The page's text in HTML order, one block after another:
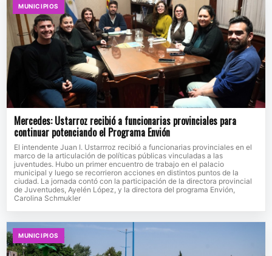
MUNICIPIOS
Mercedes: Ustarroz recibió a funcionarias provinciales para
continuar potenciando el Programa Envión
El intendente Juan I. Ustarrroz recibió a funcionarias provinciales en el
marco de la articulación de políticas públicas vinculadas a las
juventudes. Hubo un primer encuentro de trabajo en el palacio
municipal y luego se recorrieron acciones en distintos puntos de la
ciudad. La jornada contó con la participación de la directora provincial
de Juventudes, Ayelén López, y la directora del programa Envión,
Carolina Schmukler
MUNICIPIOS